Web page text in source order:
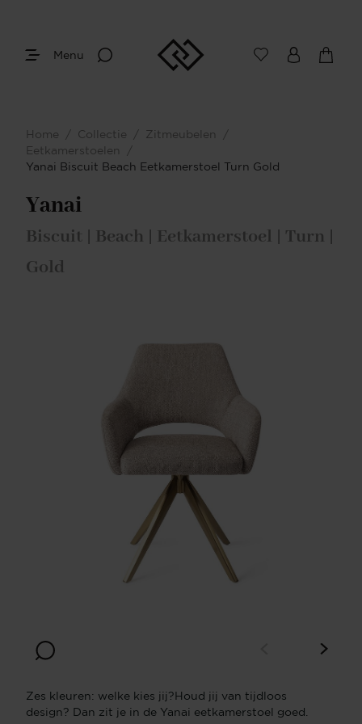
Menu
Home / Collectie / Zitmeubelen
/
Eetkamerstoelen
/
Yanai Biscuit Beach Eetkamerstoel Turn Gold
Yanai
Biscuit | Beach | Eetkamerstoel | Turn |
Gold
Zes kleuren: welke kies jij?Houd jij van tijdloos
design? Dan zit je in de Yanai eetkamerstoel goed.